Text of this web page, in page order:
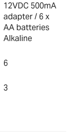
12VDC 500mA
adapter / 6 x
AA batteries
Alkaline
6
3